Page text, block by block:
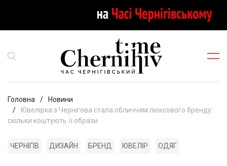
Головна
Новини
Ювелірка з Чернігова стала обличчям люксового бренду:
скільки коштують її образи
ЧЕРНІГІВ ДИЗАЙН БРЕНД ЮВЕЛІР ОДЯГ